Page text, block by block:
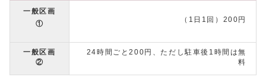
一般区画
①
（1日1回）200円
一般区画
②
24時間ごと200円、ただし駐車後1時間は無
料